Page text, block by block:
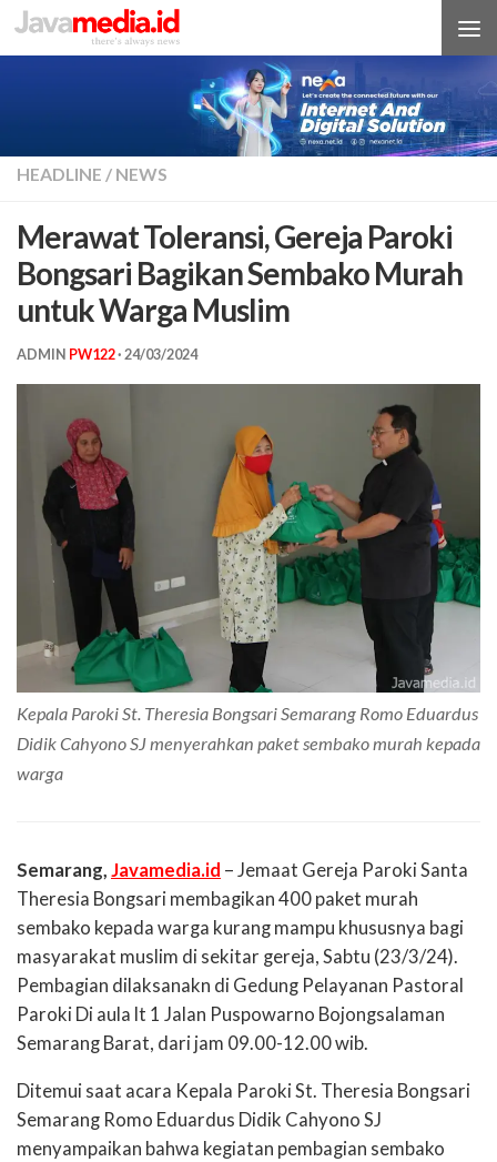
Skip to content
HEADLINE / NEWS
Merawat Toleransi, Gereja Paroki
Bongsari Bagikan Sembako Murah
untuk Warga Muslim
ADMIN PW122· 24/03/2024
Kepala Paroki St. Theresia Bongsari Semarang Romo Eduardus
Didik Cahyono SJ menyerahkan paket sembako murah kepada
warga
Semarang, Javamedia.id – Jemaat Gereja Paroki Santa
Theresia Bongsari membagikan 400 paket murah
sembako kepada warga kurang mampu khususnya bagi
masyarakat muslim di sekitar gereja, Sabtu (23/3/24).
Pembagian dilaksanakn di Gedung Pelayanan Pastoral
Paroki Di aula lt 1 Jalan Puspowarno Bojongsalaman
Semarang Barat, dari jam 09.00-12.00 wib.
Ditemui saat acara Kepala Paroki St. Theresia Bongsari
Semarang Romo Eduardus Didik Cahyono SJ
menyampaikan bahwa kegiatan pembagian sembako